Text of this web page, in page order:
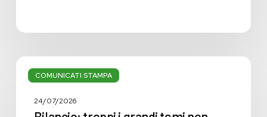
COMUNICATI STAMPA
Bilancio:
troppi
grandi24/07/2026